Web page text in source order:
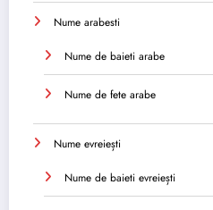
Nume arabesti
Nume de baieti arabe
Nume de fete arabe
Nume evreiești
Nume de baieti evreiești